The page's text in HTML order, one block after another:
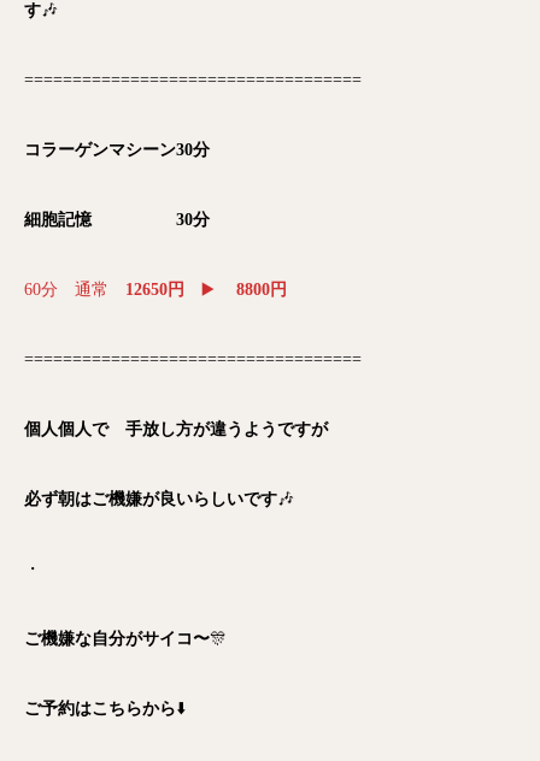
す🎶
===================================
コラーゲンマシーン30分
細胞記憶 30分
60分 通常 12650円 ▶️ 8800円
===================================
個人個人で 手放し方が違うようですが
必ず朝はご機嫌が良いらしいです🎶
・
ご機嫌な自分がサイコ〜🎊
ご予約はこちらから⬇️